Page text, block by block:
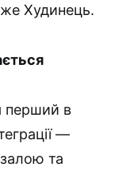
Худинець.
перший в
—
та